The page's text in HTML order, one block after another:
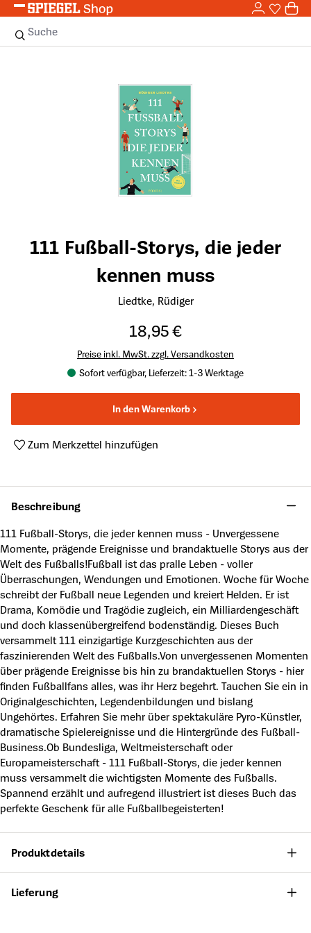
Zum Hauptinhalt springen 0
Suche
111 Fußball-Storys, die jeder
kennen muss
Liedtke, Rüdiger
18,95 €
Preise inkl. MwSt. zzgl. Versandkosten
Sofort verfügbar, Lieferzeit: 1-3 Werktage
In den Warenkorb
Zum Merkzettel hinzufügen
Beschreibung
111 Fußball-Storys, die jeder kennen muss - Unvergessene
Momente, prägende Ereignisse und brandaktuelle Storys aus der
Welt des Fußballs!Fußball ist das pralle Leben - voller
Überraschungen, Wendungen und Emotionen. Woche für Woche
schreibt der Fußball neue Legenden und kreiert Helden. Er ist
Drama, Komödie und Tragödie zugleich, ein Milliardengeschäft
und doch klassenübergreifend bodenständig. Dieses Buch
versammelt 111 einzigartige Kurzgeschichten aus der
faszinierenden Welt des Fußballs.Von unvergessenen Momenten
über prägende Ereignisse bis hin zu brandaktuellen Storys - hier
finden Fußballfans alles, was ihr Herz begehrt. Tauchen Sie ein in
Originalgeschichten, Legendenbildungen und bislang
Ungehörtes. Erfahren Sie mehr über spektakuläre Pyro-Künstler,
dramatische Spielereignisse und die Hintergründe des Fußball-
Business.Ob Bundesliga, Weltmeisterschaft oder
Europameisterschaft - 111 Fußball-Storys, die jeder kennen
muss versammelt die wichtigsten Momente des Fußballs.
Spannend erzählt und aufregend illustriert ist dieses Buch das
perfekte Geschenk für alle Fußballbegeisterten!
Produktdetails
Lieferung